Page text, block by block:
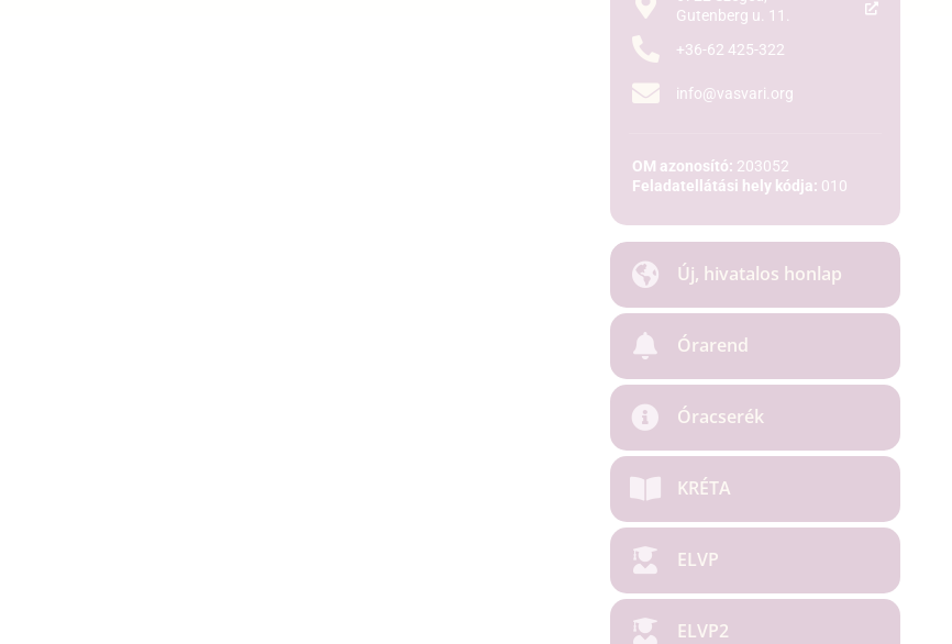
Gutenberg u. 11.
+36-62 425-322
info@vasvari.org
OM azonosító: 203052
Feladatellátási hely kódja: 010
Új, hivatalos honlap
Órarend
Óracserék
KRÉTA
ELVP
ELVP2